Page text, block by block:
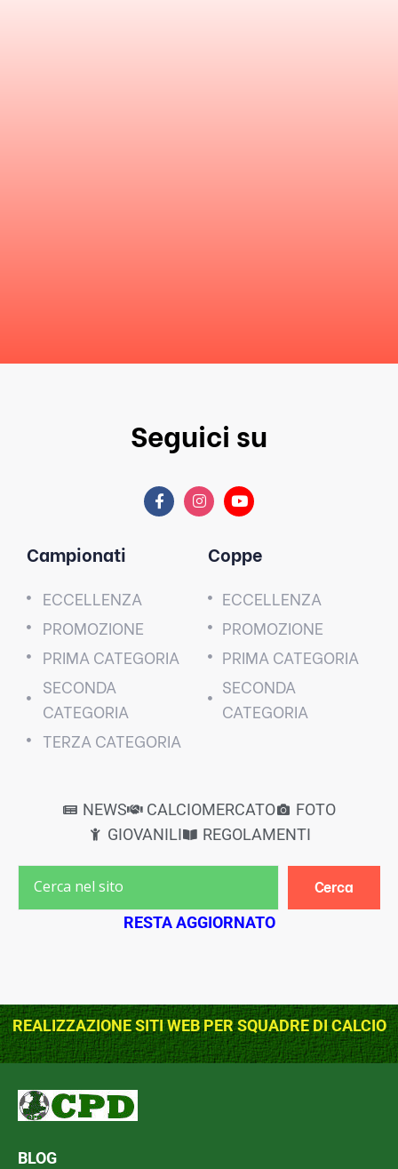
Seguici su
Campionati
ECCELLENZA
PROMOZIONE
PRIMA CATEGORIA
SECONDA
CATEGORIA
TERZA CATEGORIA
Coppe
ECCELLENZA
PROMOZIONE
PRIMA CATEGORIA
SECONDA
CATEGORIA
NEWS CALCIOMERCATO
FOTO
GIOVANILI
REGOLAMENTI
Cerca
RESTA AGGIORNATO
REALIZZAZIONE SITI WEB PER SQUADRE DI CALCIO
BLOG